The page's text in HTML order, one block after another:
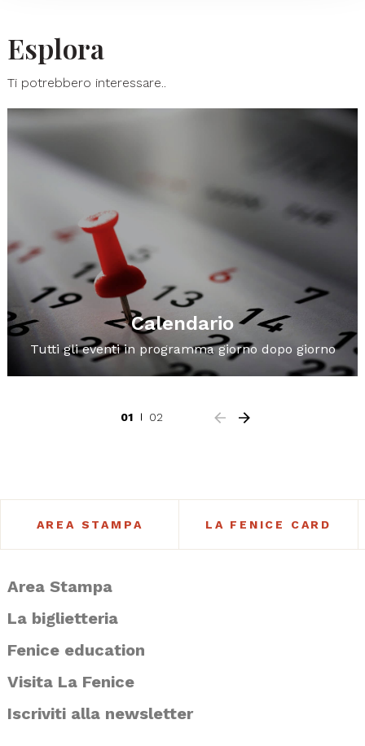
Esplora
Ti potrebbero interessare..
Calendario
Tutti gli eventi in programma giorno dopo giorno
01 02
AREA STAMPA LA FENICE CARD
Area Stampa
La biglietteria
Fenice education
Visita La Fenice
Iscriviti alla newsletter